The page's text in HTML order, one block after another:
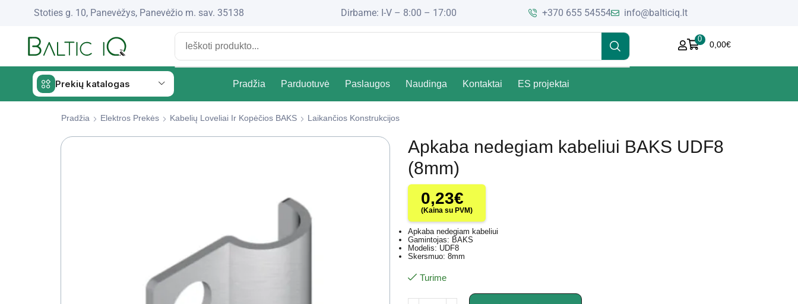
Stoties g. 10, Panevėžys, Panevėžio m. sav. 35138 Dirbame: I-V – 8:00 – 17:00 +370 655 54554 info@balticiq.lt
0
0,00€
Prekių katalogas Pradžia Parduotuvė Paslaugos Naudinga Kontaktai ES projektai
Pradžia Elektros Prekės Kabelių Loveliai Ir Kopėčios BAKS Laikančios Konstrukcijos
Apkaba nedegiam kabeliui BAKS UDF8
(8mm)
0,23€
(Kaina su PVM)
Apkaba nedegiam kabeliui
Gamintojas: BAKS
Modelis: UDF8
Skersmuo: 8mm
Turime